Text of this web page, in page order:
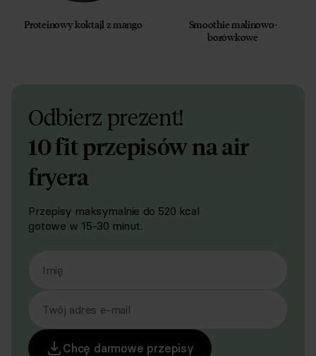
Proteinowy koktajl z mango
Smoothie malinowo-
borówkowe
Odbierz prezent!
10 fit przepisów na air
fryera
Przepisy maksymalnie do 520 kcal
gotowe w 15-30 minut.
Imię
Twój adres e-mail
Chcę darmowe przepisy